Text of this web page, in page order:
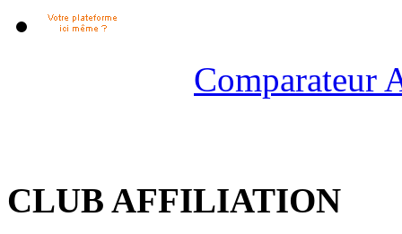
Comparateur
CLUB AFFILIATION